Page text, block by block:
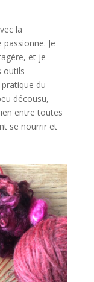
la
passionne. Je
et je
outils
du
décousu,
entre toutes
se nourrir et